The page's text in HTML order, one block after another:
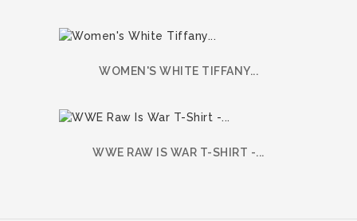
WOMEN'S WHITE TIFFANY...
WWE RAW IS WAR T-SHIRT -...